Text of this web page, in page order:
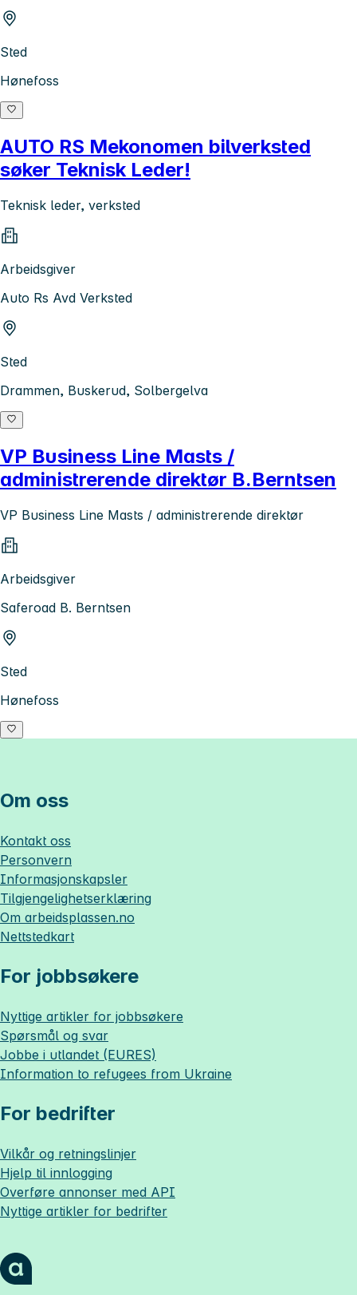
Sted
Hønefoss
AUTO RS Mekonomen bilverksted
søker Teknisk Leder!
Teknisk leder, verksted
Arbeidsgiver
Auto Rs Avd Verksted
Sted
Drammen, Buskerud, Solbergelva
VP Business Line Masts /
administrerende direktør B.Berntsen
VP Business Line Masts / administrerende direktør
Arbeidsgiver
Saferoad B. Berntsen
Sted
Hønefoss
Om oss
Kontakt oss
Personvern
Informasjonskapsler
Tilgjengelighetserklæring
Om arbeidsplassen.no
Nettstedkart
For jobbsøkere
Nyttige artikler for jobbsøkere
Spørsmål og svar
Jobbe i utlandet (EURES)
Information to refugees from Ukraine
For bedrifter
Vilkår og retningslinjer
Hjelp til innlogging
Overføre annonser med API
Nyttige artikler for bedrifter